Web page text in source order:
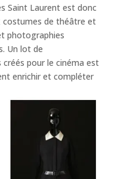
Saint Laurent est donc
costumes de théâtre et
photographies
Un lot de
pour le cinéma est
enrichir et compléter